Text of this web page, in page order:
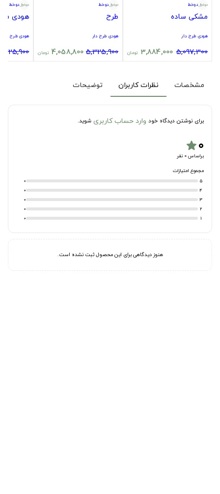
دوخط
مشکی ساده
هودی طرح دار
5,097,300
3,884,000 تومان
دوخط
طرح
هودی طرح دار
5,325,900
4,058,800 تومان
دوخط
هودی
هودی طرح دار
مشخصات نظرات کاربران توضیحات
برای نوشتن دیدگاه خود وارد حساب کاربری شوید.
۰star
براساس 0 نفر
مجموع امتیازات
5
0
4
0
3
0
2
0
1
0
هنوز دیدگاهی برای این محصول ثبت نشده است.